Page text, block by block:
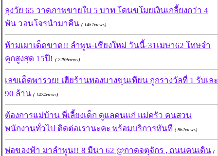
ลุงวัย 65 วาดภาพขายใบ 5 บาท โดนขโมยเงินเกลี้ยงกว่า 4
พัน วอนโจรนำมาคืน ( 1457views)
ห้ามเผาเด็ดขาด!! ลำพูน-เชียงใหม่ วันนี้-31เมษา62 โทษจำ
คุกสูงสุด 15ปี! ( 2289views)
เลขเด็ดพารวย! เฮียร้านทองบางขุนเทียน ถูกรางวัลที่ 1 รับเละ
90 ล้าน ( 1424views)
ต้องการแม่บ้าน พี่เลี้ยงเด็ก ดูแลคนแก่ แม่ครัว คนสวน
พนักงานทั่วไป ติดต่อเรานะคะ พร้อมบริการทันที ( 862views)
พ่อของฟ้า มาลำพูน!! 8 มีนา 62 @กาดจตุจักร , ถนนคนเดิน (